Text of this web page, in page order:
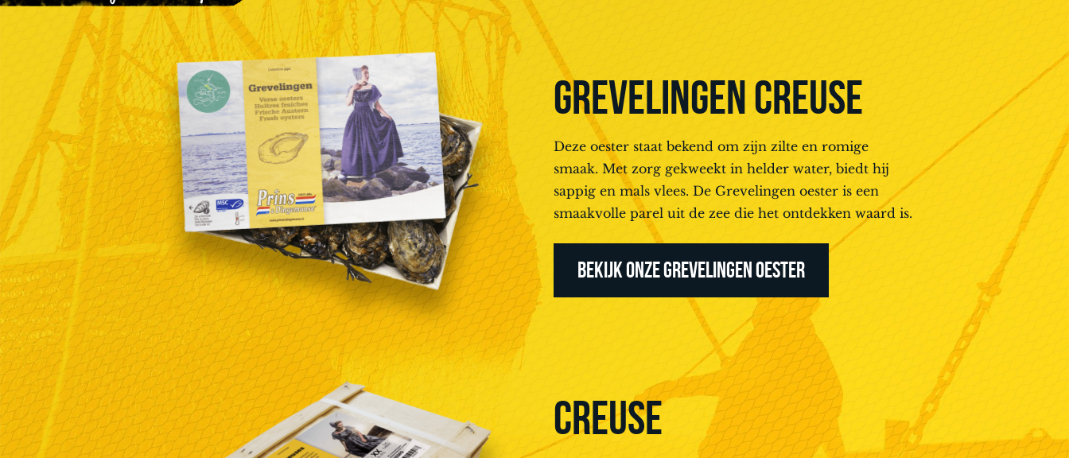
GREVELINGEN CREUSE
Deze oester staat bekend om zijn zilte en romige
smaak. Met zorg gekweekt in helder water, biedt hij
sappig en mals vlees. De Grevelingen oester is een
smaakvolle parel uit de zee die het ontdekken waard is.
BEKIJK ONZE GREVELINGEN OESTER
CREUSE